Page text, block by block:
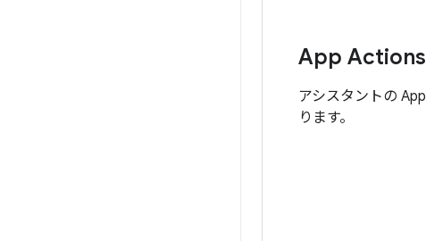
App Actions
アシスタントの
ります。